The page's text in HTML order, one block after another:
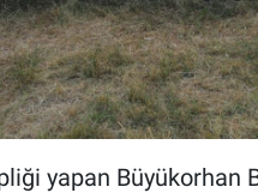
yapan Büyükorhan